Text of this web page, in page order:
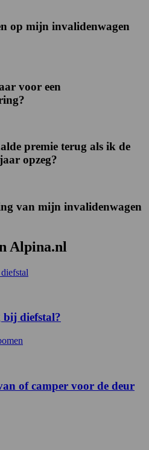
op mijn invalidenwagen
voor een
premie terug als ik de
opzeg?
van mijn invalidenwagen
Alpina.nl
bij diefstal?
of camper voor de deur